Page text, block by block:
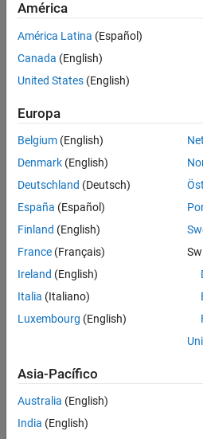
América
América Latina (Español)
Canada (English)
United States (English)
Europa
Belgium (English)
Denmark (English)
Deutschland (Deutsch)
España (Español)
Finland (English)
France (Français)
Ireland (English)
Italia (Italiano)
Luxembourg (English)
Asia-Pacífico
Australia (English)
India (English)
Centro de confianza
Marcas
Política de privacidad
Antipiratería
Información de contacto
© 1994-2026 The MathWorks, Inc.